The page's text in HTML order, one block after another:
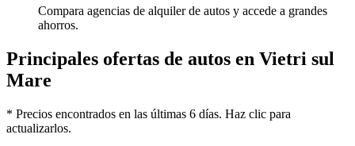
Compara agencias de alquiler de autos y accede a grandes
ahorros.
Principales ofertas de autos en Vietri sul
Mare
* Precios encontrados en las últimas 6 días. Haz clic para
actualizarlos.